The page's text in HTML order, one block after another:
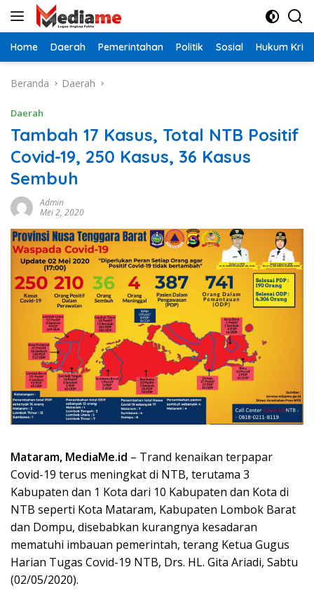
Langsung
Home Daerah Pemerintahan Politik Sosial Hukum
Beranda Daerah
Daerah
Tambah 17 Kasus, Total NTB Positif
Covid-19, 250 Kasus, 36 Kasus
Sembuh
Admin
Mei 2, 2020
Mataram, MediaMe.id – Trand kenaikan terpapar
Covid-19 terus meningkat di NTB, terutama 3
Kabupaten dan 1 Kota dari 10 Kabupaten dan Kota di
NTB seperti Kota Mataram, Kabupaten Lombok Barat
dan Dompu, disebabkan kurangnya kesadaran
mematuhi imbauan pemerintah, terang Ketua Gugus
Harian Tugas Covid-19 NTB, Drs. HL. Gita Ariadi, Sabtu
(02/05/2020).